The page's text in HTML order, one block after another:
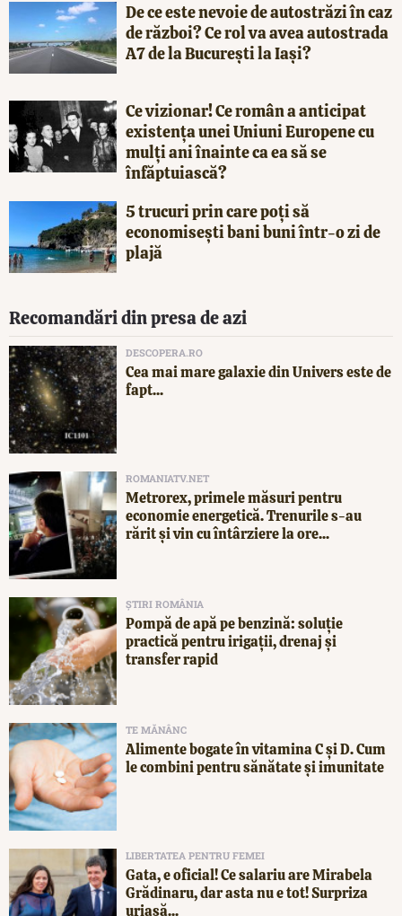
De ce este nevoie de autostrăzi în caz
de război? Ce rol va avea autostrada
A7 de la București la Iași?
Ce vizionar! Ce român a anticipat
existența unei Uniuni Europene cu
mulți ani înainte ca ea să se
înfăptuiască?
5 trucuri prin care poți să
economisești bani buni într-o zi de
plajă
Recomandări din presa de azi
DESCOPERA.RO
Cea mai mare galaxie din Univers este de
fapt...
ROMANIATV.NET
Metrorex, primele măsuri pentru
economie energetică. Trenurile s-au
rărit și vin cu întârziere la ore...
ȘTIRI ROMÂNIA
Pompă de apă pe benzină: soluție
practică pentru irigații, drenaj și
transfer rapid
TE MĂNÂNC
Alimente bogate în vitamina C și D. Cum
le combini pentru sănătate și imunitate
LIBERTATEA PENTRU FEMEI
Gata, e oficial! Ce salariu are Mirabela
Grădinaru, dar asta nu e tot! Surpriza
uriașă...